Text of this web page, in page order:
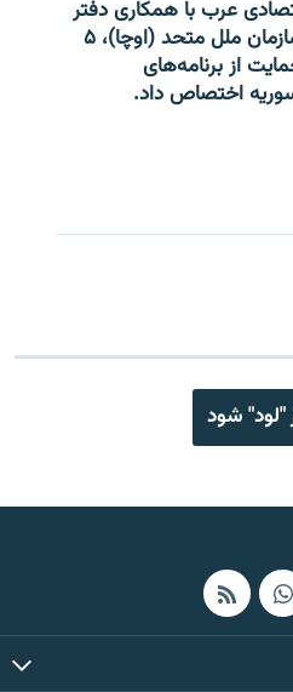
عرب با همکاری دفتر
هماهنگی امور بشردوستانه سازمان ملل متحد (اوچا)، ۵
از برنامه‌های
اختصاص داد.
"لود" شود